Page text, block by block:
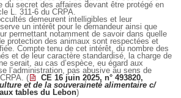
du secret des affaires devant être protégé en
L. 311-6 du CRPA.
demeurent intelligibles et leur
un intérêt pour le demandeur ainsi que
permettant notamment de savoir dans quelle
protection des animaux sont respectées et
Compte tenu de cet intérêt, du nombre des
et de leur caractère standardisé, la charge de
serait, au cas d’espèce, eu égard aux
l’administration, pas abusive au sens de
(
CE 16 juin 2025, n° 493820,
et de la souveraineté alimentaire c/
tables du Lebon)